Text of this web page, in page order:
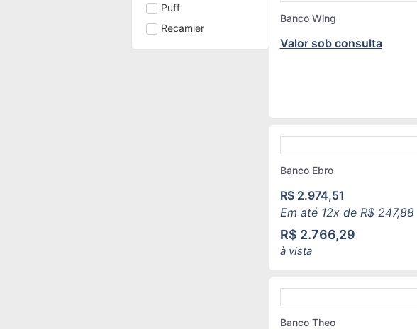
Puff
Recamier
Banco Wing
Valor sob consulta
Banco Ebro
R$2.974,51
Em até 12x de R$247,88
R$ 2.766,29
à vista
Banco Theo